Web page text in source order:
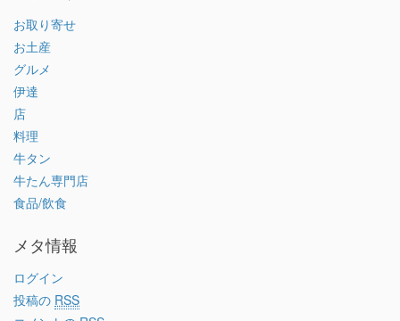
お取り寄せ
お土産
グルメ
伊達
店
料理
牛タン
牛たん専門店
食品/飲食
メタ情報
ログイン
投稿の RSS